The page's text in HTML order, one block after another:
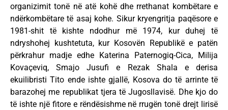
organizimit tonë në atë kohë dhe rrethanat kombëtare e
ndërkombëtare të asaj kohe. Sikur kryengritja paqësore e
1981-shit të kishte ndodhur më 1974, kur duhej të
ndryshohej kushtetuta, kur Kosovën Republikë e patën
përkrahur madje edhe Katerina Paternogiq-Cica, Milija
Kovaçeviq, Smajo Jusufi e Rezak Shala e derisa
ekuilibristi Tito ende ishte gjallë, Kosova do të arrinte të
barazohej me republikat tjera të Jugosllavisë. Dhe kjo do
të ishte një fitore e rëndësishme në rrugën tonë drejt lirisë